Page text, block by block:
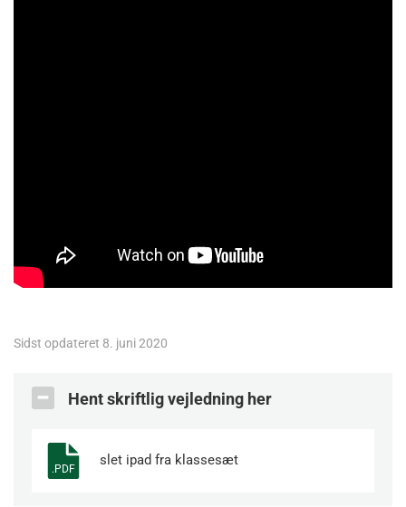
Sidst opdateret 8. juni 2020
Hent skriftlig vejledning her
.PDF
slet ipad fra klassesæt